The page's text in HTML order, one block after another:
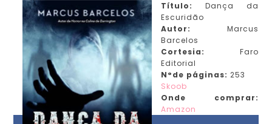
Título: Dança da
Escuridão
Autor:
Marcus
Barcelos
Cortesia:
Faro
Editorial
N°de páginas: 253
Skoob
Onde comprar:
Amazon